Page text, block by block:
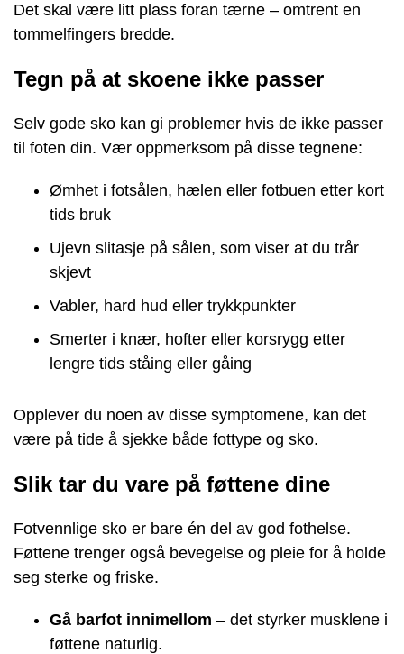
Det skal være litt plass foran tærne – omtrent en
tommelfingers bredde.
Tegn på at skoene ikke passer
Selv gode sko kan gi problemer hvis de ikke passer
til foten din. Vær oppmerksom på disse tegnene:
Ømhet i fotsålen, hælen eller fotbuen etter kort
tids bruk
Ujevn slitasje på sålen, som viser at du trår
skjevt
Vabler, hard hud eller trykkpunkter
Smerter i knær, hofter eller korsrygg etter
lengre tids ståing eller gåing
Opplever du noen av disse symptomene, kan det
være på tide å sjekke både fottype og sko.
Slik tar du vare på føttene dine
Fotvennlige sko er bare én del av god fothelse.
Føttene trenger også bevegelse og pleie for å holde
seg sterke og friske.
Gå barfot innimellom – det styrker musklene i
føttene naturlig.